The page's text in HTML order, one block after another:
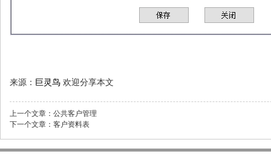
来源： 巨灵鸟 欢迎分享本文
上一个文章： 公共客户管理
下一个文章： 客户资料表